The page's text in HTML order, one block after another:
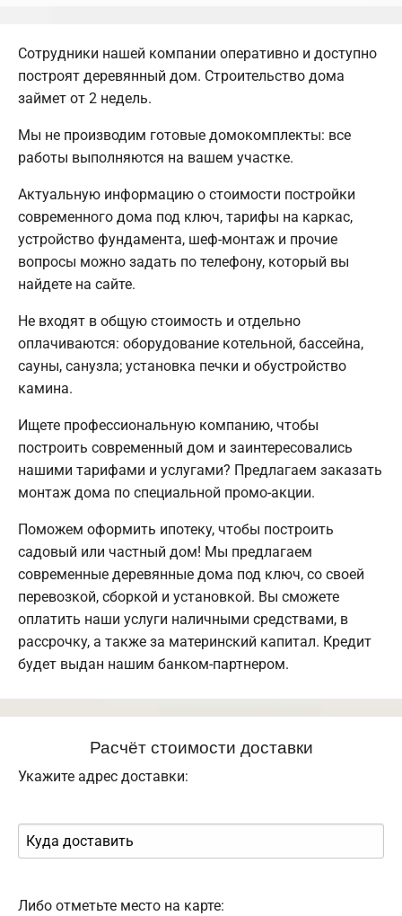
Сотрудники нашей компании оперативно и доступно
построят деревянный дом. Строительство дома
займет от 2 недель.
Мы не производим готовые домокомплекты: все
работы выполняются на вашем участке.
Актуальную информацию о стоимости постройки
современного дома под ключ, тарифы на каркас,
устройство фундамента, шеф-монтаж и прочие
вопросы можно задать по телефону, который вы
найдете на сайте.
Не входят в общую стоимость и отдельно
оплачиваются: оборудование котельной, бассейна,
сауны, санузла; установка печки и обустройство
камина.
Ищете профессиональную компанию, чтобы
построить современный дом и заинтересовались
нашими тарифами и услугами? Предлагаем заказать
монтаж дома по специальной промо-акции.
Поможем оформить ипотеку, чтобы построить
садовый или частный дом! Мы предлагаем
современные деревянные дома под ключ, со своей
перевозкой, сборкой и установкой. Вы сможете
оплатить наши услуги наличными средствами, в
рассрочку, а также за материнский капитал. Кредит
будет выдан нашим банком-партнером.
Расчёт стоимости доставки
Укажите адрес доставки:
Либо отметьте место на карте: